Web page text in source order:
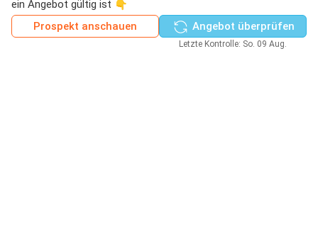
ein Angebot gültig ist 👇
Prospekt anschauen
Angebot überprüfen
Letzte Kontrolle: So. 09 Aug.